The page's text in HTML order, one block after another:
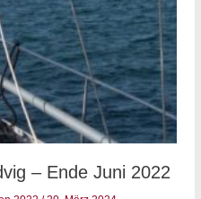
– Ende Juni 2022